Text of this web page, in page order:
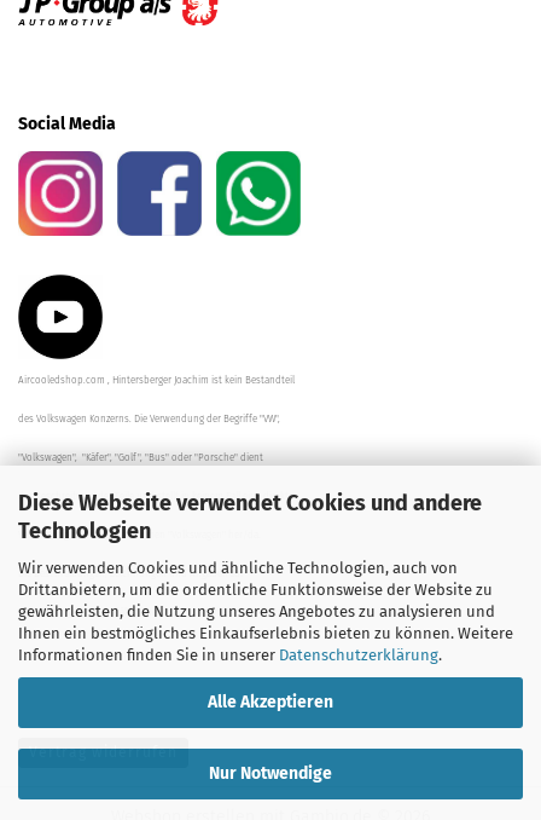
Diese Webseite verwendet Cookies und andere
Technologien
Wir verwenden Cookies und ähnliche Technologien, auch von
Drittanbietern, um die ordentliche Funktionsweise der Website zu
gewährleisten, die Nutzung unseres Angebotes zu analysieren und
Ihnen ein bestmögliches Einkaufserlebnis bieten zu können. Weitere
Informationen finden Sie in unserer Datenschutzerklärung.
Alle Akzeptieren
Nur Notwendige
Social Media
Aircooledshop.com , Hintersberger Joachim ist kein Bestandteil
des Volkswagen Konzerns. Die Verwendung der Begriffe "VW",
"Volkswagen", "Käfer", "Golf", "Bus" oder "Porsche" dient
der Beschreibung der Teile und stellt in keinem Fall eine direkte
Verbindung zu dem Unternehmen "Volkswagen" her/da.
Die Beschreibungen, Zeichnungen und Angaben zur
Verwendung sind sorgfältig überprüft worden.
Vertrag widerrufen